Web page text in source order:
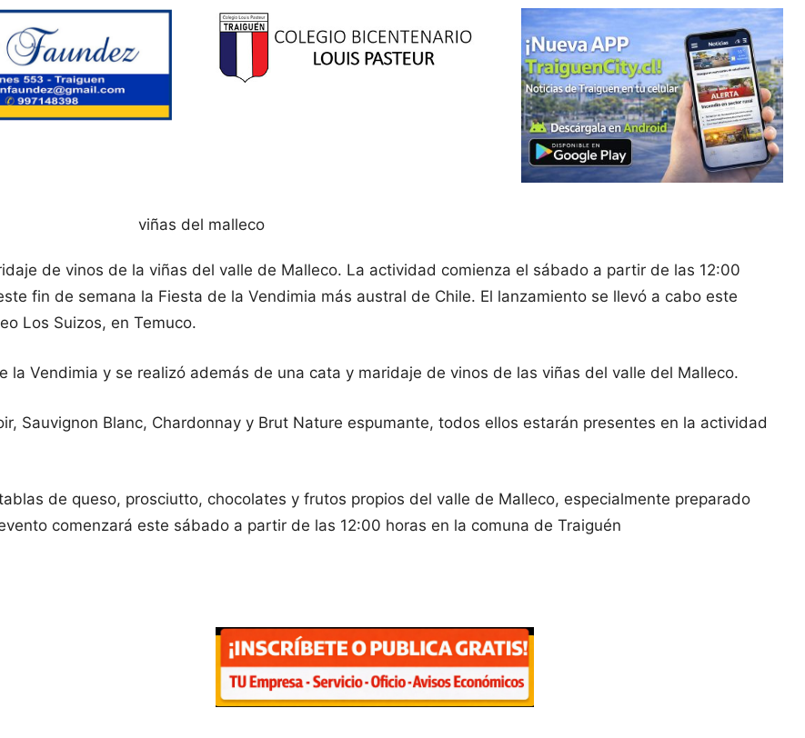
de vinos de la viñas del valle de Malleco. La actividad comienza el sábado a partir de las 12:00
fin de semana la Fiesta de la Vendimia más austral de Chile. El lanzamiento se llevó a cabo este
Los Suizos, en Temuco.
la Vendimia y se realizó además de una cata y maridaje de vinos de las viñas del valle del Malleco.
Sauvignon Blanc, Chardonnay y Brut Nature espumante, todos ellos estarán presentes en la actividad
de queso, prosciutto, chocolates y frutos propios del valle de Malleco, especialmente preparado
comenzará este sábado a partir de las 12:00 horas en la comuna de Traiguén